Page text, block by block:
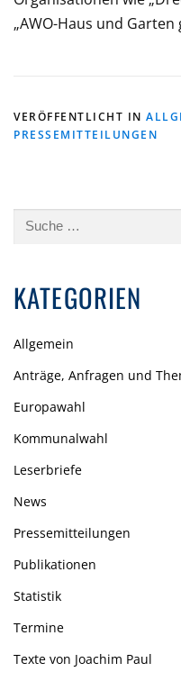
„AWO-Haus und
VERÖFFENTLICHT IN
PRESSEMITTEILUNGEN
Suche
KATEGORIEN
Allgemein
Anträge, Anfragen und
Europawahl
Kommunalwahl
Leserbriefe
News
Pressemitteilungen
Publikationen
Statistik
Termine
Texte von Joachim Paul